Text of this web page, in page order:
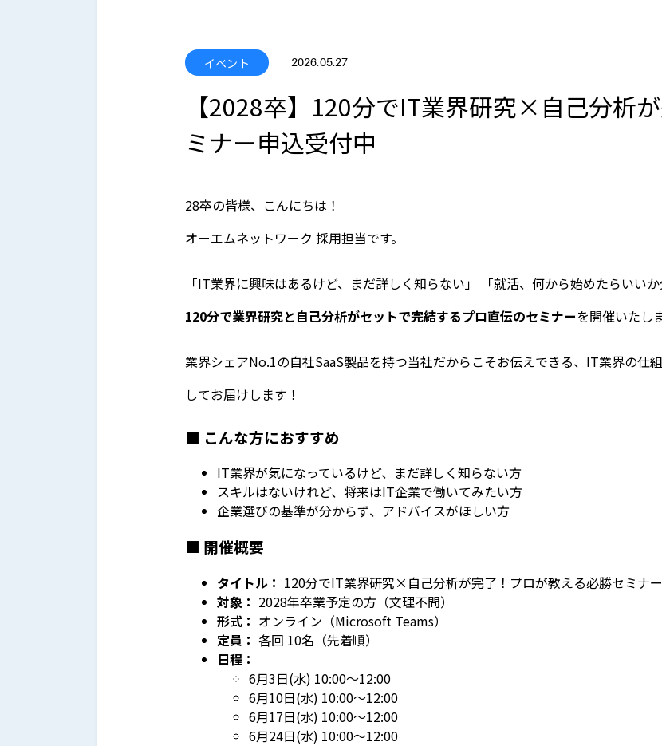
イベント 2026.05.27
【2028卒】120分でIT業界研究×自己分析
ミナー申込受付中
28卒の皆様、こんにちは！
オーエムネットワーク 採用担当です。
「IT業界に興味はあるけど、まだ詳しく知らない」 「就活、何から始めたらいい
120分で業界研究と自己分析がセットで完結するプロ直伝のセミナーを開催いたし
業界シェアNo.1の自社SaaS製品を持つ当社だからこそお伝えできる、IT業界の仕
してお届けします！
■ こんな方におすすめ
IT業界が気になっているけど、まだ詳しく知らない方
スキルはないけれど、将来はIT企業で働いてみたい方
企業選びの基準が分からず、アドバイスがほしい方
■ 開催概要
タイトル： 120分でIT業界研究×自己分析が完了！プロが教える必勝セミナー
対象： 2028年卒業予定の方（文理不問）
形式： オンライン（Microsoft Teams）
定員： 各回 10名（先着順）
日程：
6月3日(水) 10:00〜12:00
6月10日(水) 10:00〜12:00
6月17日(水) 10:00〜12:00
6月24日(水) 10:00〜12:00